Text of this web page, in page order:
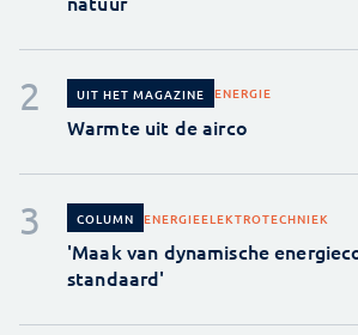
UIT HET MAGAZINE ENERGIE
Warmte uit de airco
COLUMN ENERGIEELEKTROTECHNIEK
'Maak van dynamische
standaard'